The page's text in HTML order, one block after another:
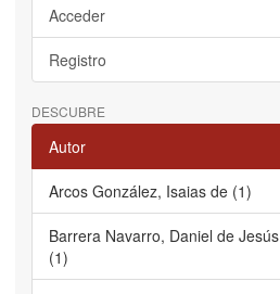
Acceder
Registro
DESCUBRE
Autor
Arcos González, Isaias de (1)
Barrera Navarro, Daniel de Jesús
(1)